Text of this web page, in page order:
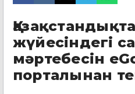
жүйесіндегі
мәртебесін
порталынан